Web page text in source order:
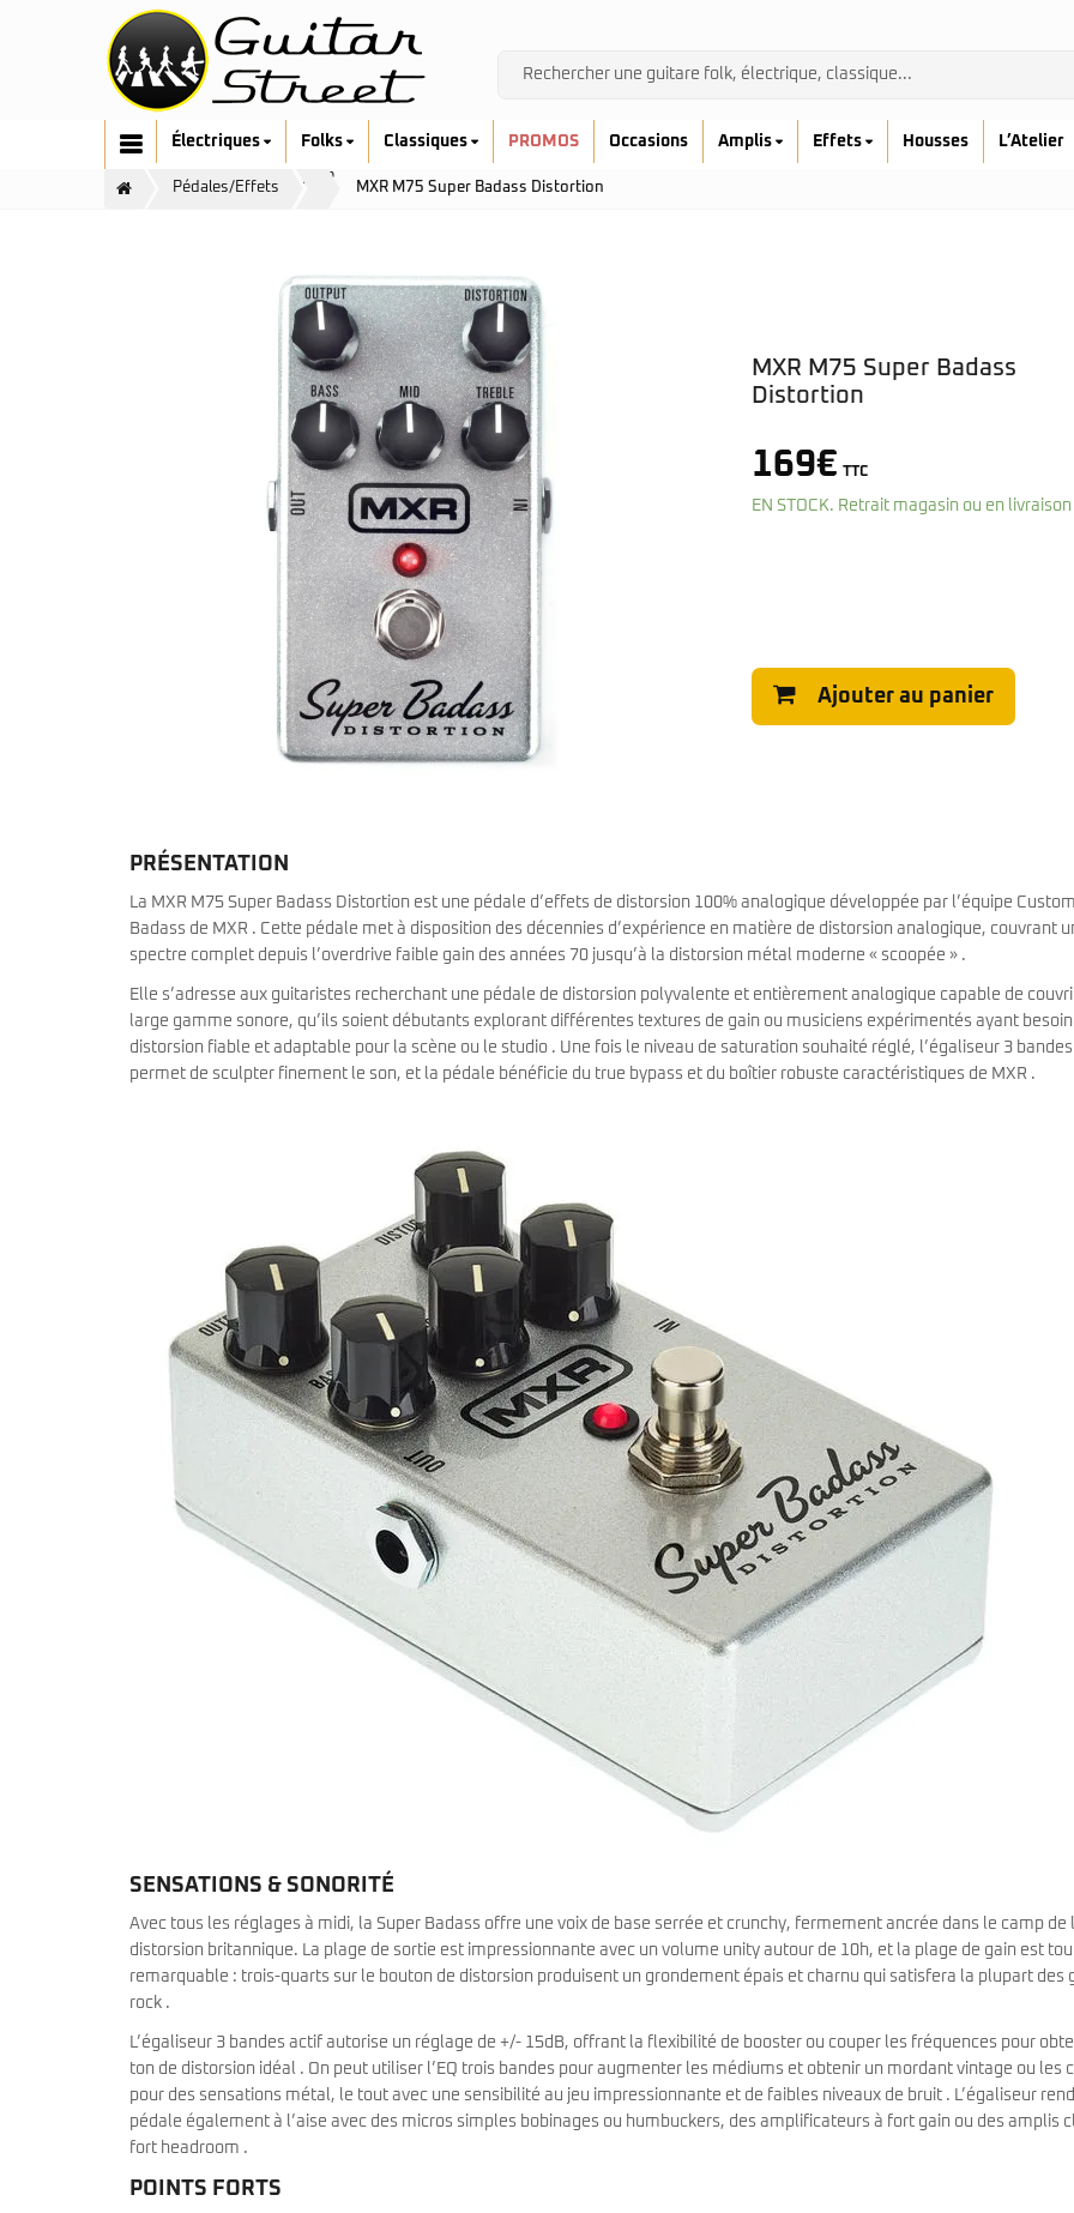
Art & Lutherie
Cort
Fender
Furch
Gretsch
Guild
Hofner
Kremona
Lag
Ovation
Sigma
Sire
Takamine
Yamaha
Électriques Folks Classiques PROMOS Occasions Amplis Effets Housses L’Atelier
Pédales/Effets MXR MXR M75 Super Badass Distortion
MXR M75 Super Badass
Distortion
169€ TTC
EN STOCK. Retrait magasin ou en livraison
Ajouter au panier
PRÉSENTATION
La MXR M75 Super Badass Distortion est une pédale d’effets de distorsion 100% analogique développée par l’équipe
Badass de MXR . Cette pédale met à disposition des décennies d’expérience en matière de distorsion analogique, couvrant
spectre complet depuis l’overdrive faible gain des années 70 jusqu’à la distorsion métal moderne « scoopée » .
Elle s’adresse aux guitaristes recherchant une pédale de distorsion polyvalente et entièrement analogique capable de
large gamme sonore, qu’ils soient débutants explorant différentes textures de gain ou musiciens expérimentés ayant besoin
distorsion fiable et adaptable pour la scène ou le studio . Une fois le niveau de saturation souhaité réglé, l’égaliseur 3 bandes
permet de sculpter finement le son, et la pédale bénéficie du true bypass et du boîtier robuste caractéristiques de MXR .
SENSATIONS & SONORITÉ
Avec tous les réglages à midi, la Super Badass offre une voix de base serrée et crunchy, fermement ancrée dans le camp de
distorsion britannique. La plage de sortie est impressionnante avec un volume unity autour de 10h, et la plage de gain est
remarquable : trois-quarts sur le bouton de distorsion produisent un grondement épais et charnu qui satisfera la plupart des
rock .
L’égaliseur 3 bandes actif autorise un réglage de +/- 15dB, offrant la flexibilité de booster ou couper les fréquences pour
ton de distorsion idéal . On peut utiliser l’EQ trois bandes pour augmenter les médiums et obtenir un mordant vintage ou les
pour des sensations métal, le tout avec une sensibilité au jeu impressionnante et de faibles niveaux de bruit . L’égaliseur
pédale également à l’aise avec des micros simples bobinages ou humbuckers, des amplificateurs à fort gain ou des amplis
fort headroom .
POINTS FORTS